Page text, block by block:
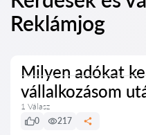
Reklámjog
Milyen adókat
vállalkozásom
1 Válasz
0
217